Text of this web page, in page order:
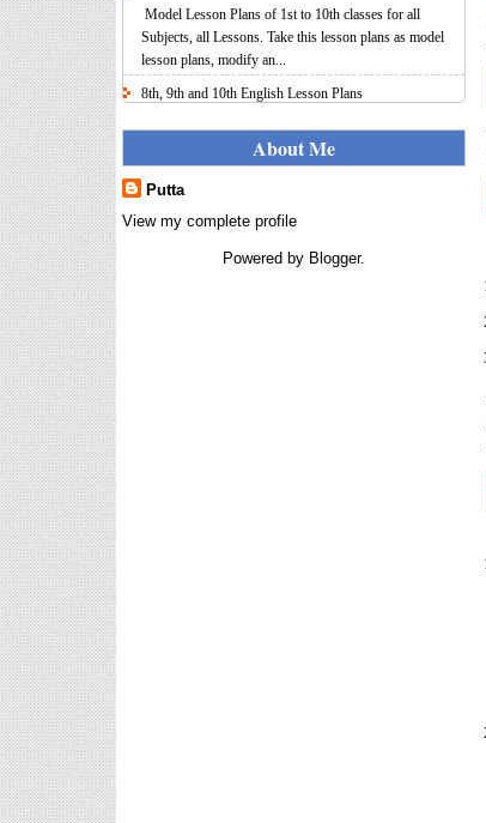
Model Lesson Plans of 1st to 10th classes for all
Subjects, all Lessons. Take this lesson plans as model
lesson plans, modify an...
8th, 9th and 10th English Lesson Plans
plans for you, make your lesson plans according to
the your student standards....
Calculator Full Version
1.2 for the FY 2025-26 AY 2026-27
About Me
Putta
View my complete profile
Powered by Blogger.